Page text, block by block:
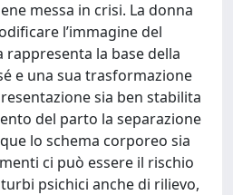
messa in crisi. La donna
l’immagine del
la base della
e una sua trasformazione
sia ben stabilita
del parto la separazione
lo schema corporeo sia
ci può essere il rischio
psichici anche di rilievo,